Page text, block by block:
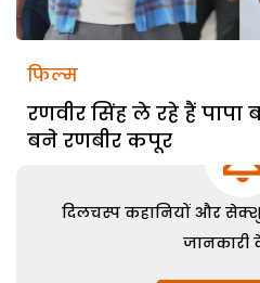
फिल्म
रणवीर सिंह ले रहे हैं पापा
बने रणबीर कपूर
दिलचस्प कहानियों और
जानकारी